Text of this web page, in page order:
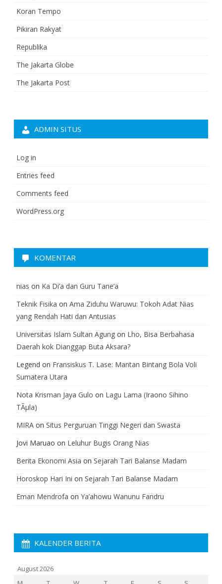
Koran Tempo
Pikiran Rakyat
Republika
The Jakarta Globe
The Jakarta Post
ADMIN SITUS
Log in
Entries feed
Comments feed
WordPress.org
KOMENTAR
nias on Ka Di’a dan Guru Tane’a
Teknik Fisika on Ama Ziduhu Waruwu: Tokoh Adat Nias
yang Rendah Hati dan Antusias
Universitas Islam Sultan Agung on Lho, Bisa Berbahasa
Daerah kok Dianggap Buta Aksara?
Legend on Fransiskus T. Lase: Mantan Bintang Bola Voli
Sumatera Utara
Nota Krisman Jaya Gulo on Lagu Lama (Iraono Sihino
TÃµla)
MIRA on Situs Perguruan Tinggi Negeri dan Swasta
Jovi Maruao on Leluhur Bugis Orang Nias
Berita Ekonomi Asia on Sejarah Tari Balanse Madam
Horoskop Hari Ini on Sejarah Tari Balanse Madam
Eman Mendrofa on Ya’ahowu Wanunu Fandru
KALENDER BERITA
August 2026